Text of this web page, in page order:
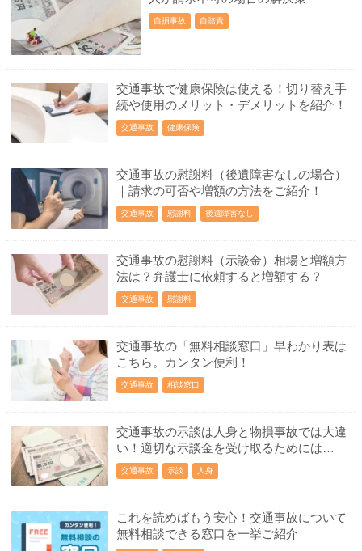
自損事故 自賠責
交通事故で健康保険は使える！切り替え手
続や使用のメリット・デメリットを紹介！
交通事故 健康保険
交通事故の慰謝料（後遺障害なしの場合）
｜請求の可否や増額の方法をご紹介！
交通事故 慰謝料 後遺障害なし
交通事故の慰謝料（示談金）相場と増額方
法は？弁護士に依頼すると増額する？
交通事故 慰謝料
交通事故の「無料相談窓口」早わかり表は
こちら。カンタン便利！
交通事故 相談窓口
交通事故の示談は人身と物損事故では大違
い！適切な示談金を受け取るためには…
交通事故 示談 人身
これを読めばもう安心！交通事故について
無料相談できる窓口を一挙ご紹介